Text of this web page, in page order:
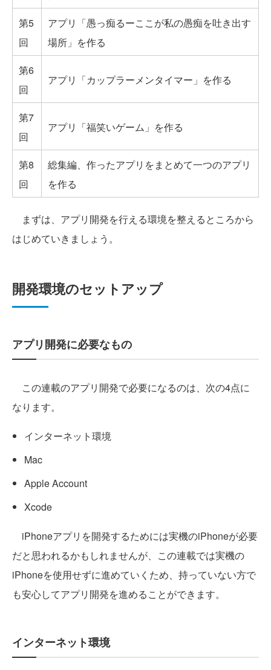
第5
回
アプリ「愚っ痴るーここが私の愚痴を吐き出す
場所」を作る
第6
回
アプリ「カップラーメンタイマー」を作る
第7
回
アプリ「福笑いゲーム」を作る
第8
回
総集編、作ったアプリをまとめて一つのアプリ
を作る
まずは、アプリ開発を行える環境を整えるところから
はじめていきましょう。
開発環境のセットアップ
アプリ開発に必要なもの
この連載のアプリ開発で必要になるのは、次の4点に
なります。
インターネット環境
Mac
Apple Account
Xcode
iPhoneアプリを開発するためには実機のiPhoneが必要
だと思われるかもしれませんが、この連載では実機の
iPhoneを使用せずに進めていくため、持っていない方で
も安心してアプリ開発を進めることができます。
インターネット環境